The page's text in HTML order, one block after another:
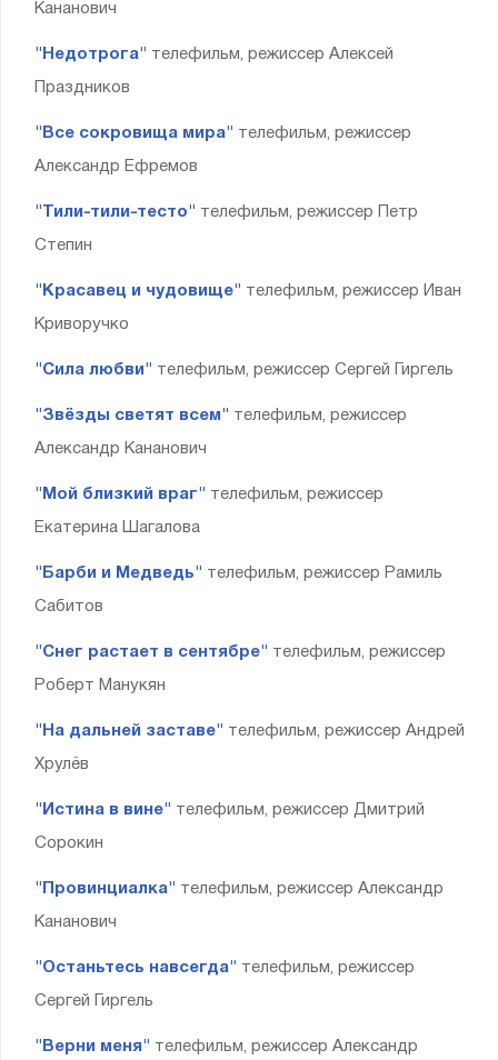
Кананович
"Недотрога" телефильм, режиссер Алексей
Праздников
"Все сокровища мира" телефильм, режиссер
Александр Ефремов
"Тили-тили-тесто" телефильм, режиссер Петр
Степин
"Красавец и чудовище" телефильм, режиссер Иван
Криворучко
"Сила любви" телефильм, режиссер Сергей Гиргель
"Звёзды светят всем" телефильм, режиссер
Александр Кананович
"Мой близкий враг" телефильм, режиссер
Екатерина Шагалова
"Барби и Медведь" телефильм, режиссер Рамиль
Сабитов
"Снег растает в сентябре" телефильм, режиссер
Роберт Манукян
"На дальней заставе" телефильм, режиссер Андрей
Хрулёв
"Истина в вине" телефильм, режиссер Дмитрий
Сорокин
"Провинциалка" телефильм, режиссер Александр
Кананович
"Останьтесь навсегда" телефильм, режиссер
Сергей Гиргель
"Верни меня" телефильм, режиссер Александр